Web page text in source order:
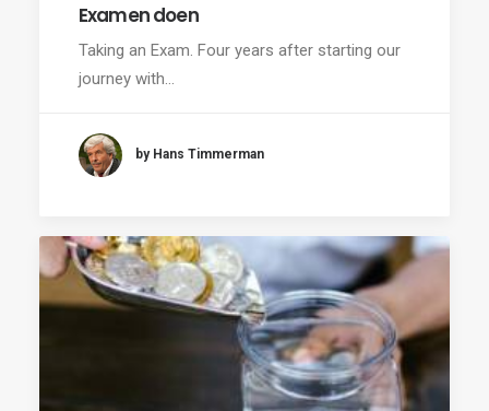
Examen doen
Taking an Exam. Four years after starting our
journey with…
by Hans Timmerman